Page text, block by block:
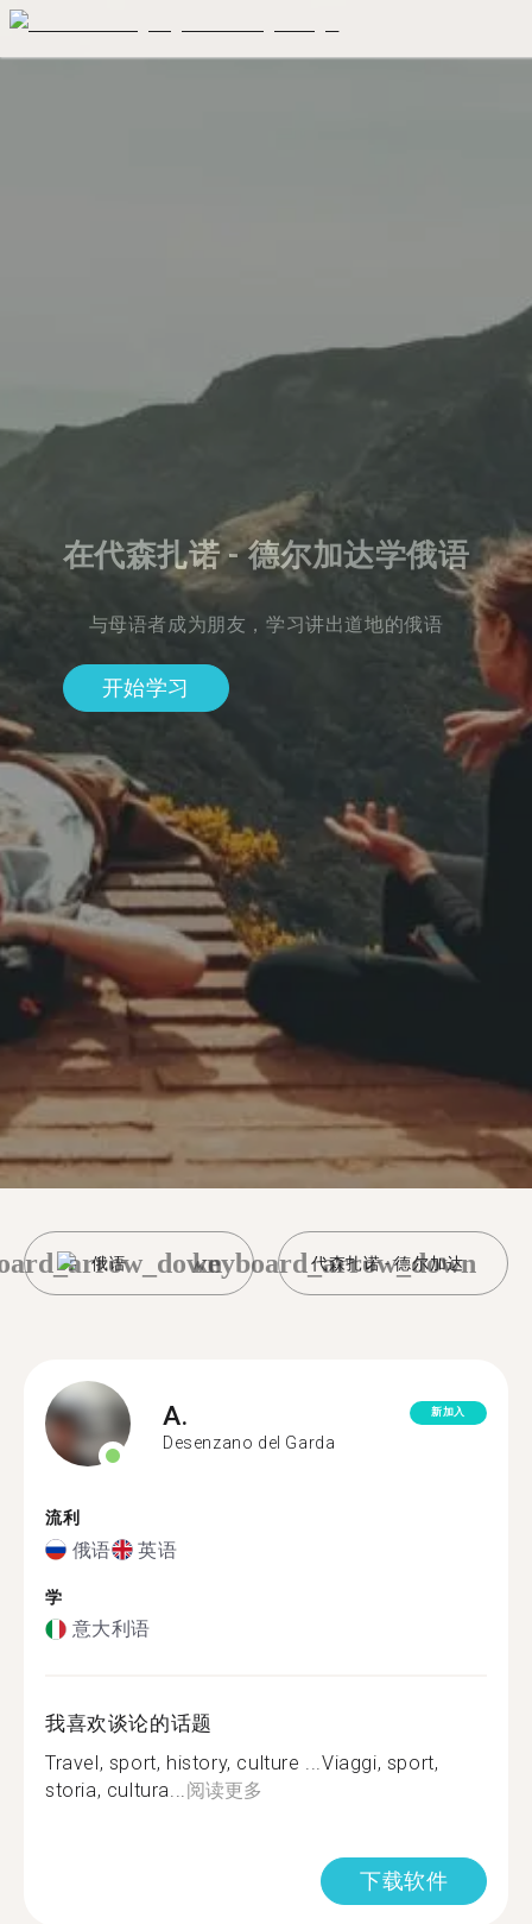
在代森扎诺 - 德尔加达学俄语
与母语者成为朋友，学习讲出道地的俄语
开始学习
俄语 代森扎诺 - 德尔加达
keyboard_arrow_down
A.
Desenzano del Garda
新加入
流利
俄语 英语
学
意大利语
我喜欢谈论的话题
Travel, sport, history, culture ...Viaggi, sport,
storia, cultura...阅读更多
下载软件